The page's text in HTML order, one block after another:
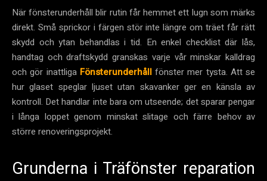
När fönsterunderhåll blir rutin får hemmet ett lugn som märks
direkt. Små sprickor i färgen stör inte längre om träet får rätt
skydd och ytan behandlas i tid. En enkel checklist där lås,
handtag och draftskydd granskas varje vår minskar kalldrag
och gör inattliga Fönsterunderhållfönster mer tysta. Att se
hur glaset speglar ljuset utan skavanker ger en känsla av
kontroll. Det handlar inte bara om utseende; det sparar pengar
i långa loppet genom minskat slitage och färre behov av
större renoveringsprojekt.
Grunderna i Träfönster reparation